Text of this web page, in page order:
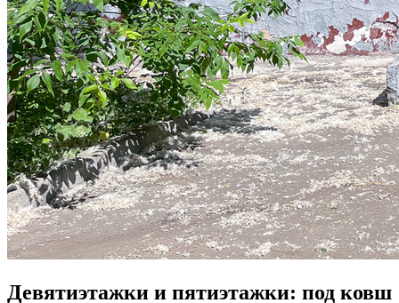
Девятиэтажки и пятиэтажки: под ковш